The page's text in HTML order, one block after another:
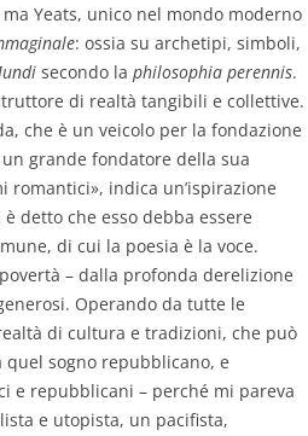
Yeats, unico nel mondo moderno
: ossia su archetipi, simboli,
secondo la philosophia perennis.
di realtà tangibili e collettive.
che è un veicolo per la fondazione
un grande fondatore della sua
indica un’ispirazione
detto che esso debba essere
di cui la poesia è la voce.
– dalla profonda derelizione
Operando da tutte le
di cultura e tradizioni, che può
sogno repubblicano, e
e repubblicani – perché mi pareva
e utopista, un pacifista,